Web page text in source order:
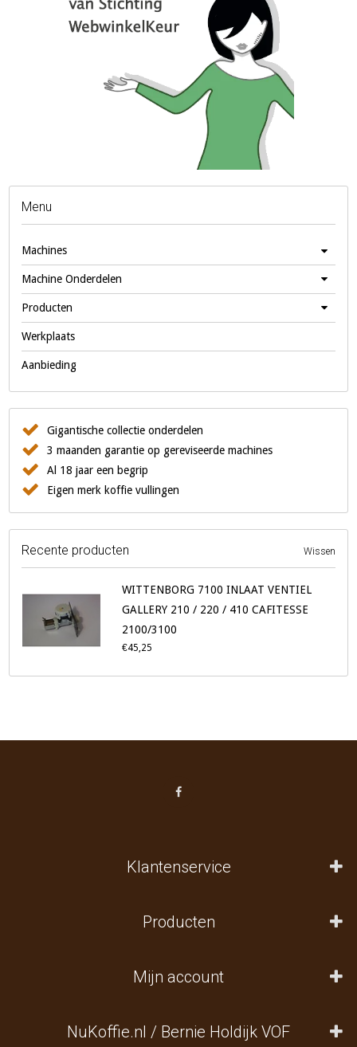
Menu
Machines
Machine Onderdelen
Producten
Werkplaats
Aanbieding
Gigantische collectie onderdelen
3 maanden garantie op gereviseerde machines
Al 18 jaar een begrip
Eigen merk koffie vullingen
Recente producten Wissen
WITTENBORG 7100 INLAAT VENTIEL
GALLERY 210 / 220 / 410 CAFITESSE
2100/3100
€45,25
Klantenservice
Producten
Mijn account
NuKoffie.nl / Bernie Holdijk VOF